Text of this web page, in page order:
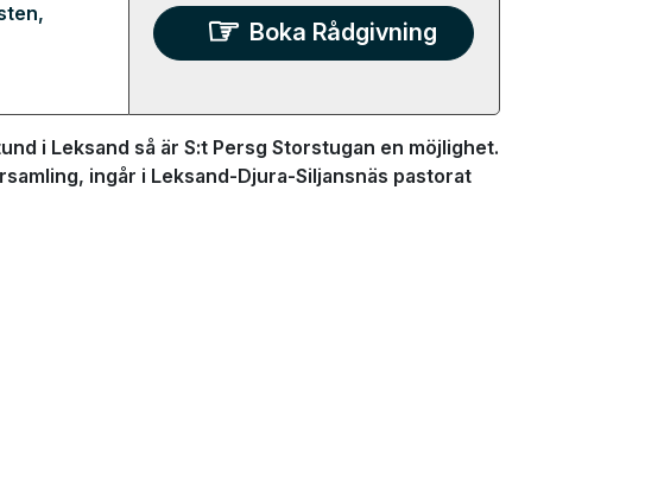
,
Boka Rådgivning
i Leksand så är S:t Persg Storstugan en möjlighet.
ingår i Leksand-Djura-Siljansnäs pastorat